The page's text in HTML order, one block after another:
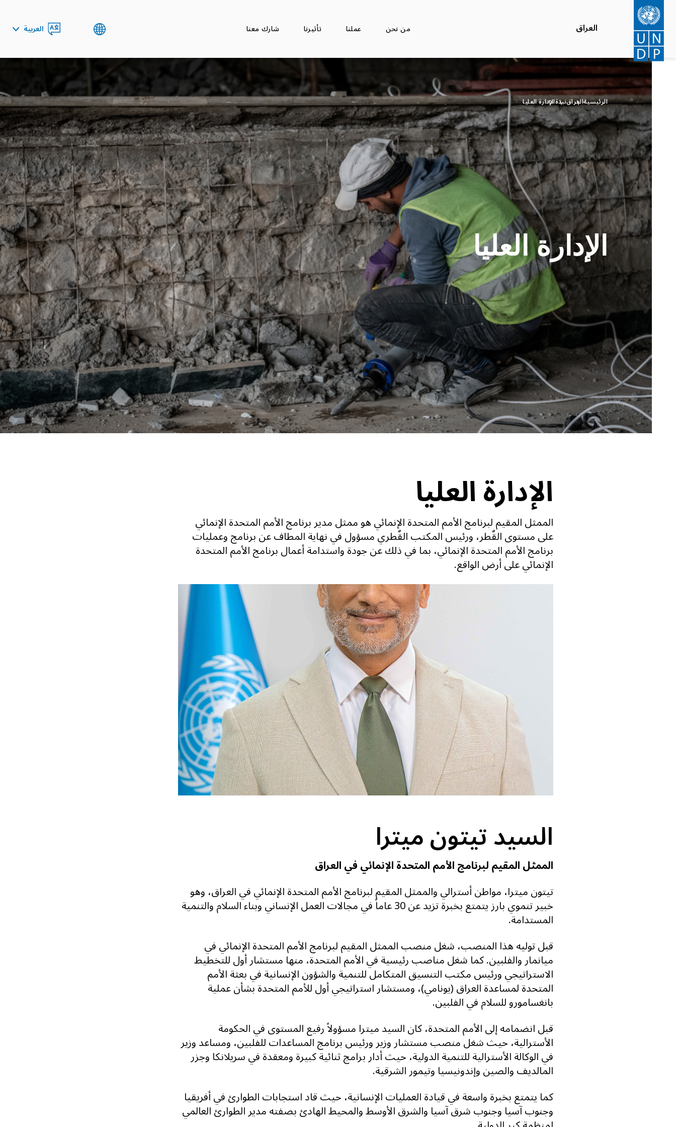
تجاوز
المحتوى
الرئيسي
العراق من نحن عملنا تأثيرنا شارك معنا
العربية
الرئيسيةالعراقنبذةالإدارة العليا
الإدارة العليا
الإدارة العليا
الممثل المقيم لبرنامج الأمم المتحدة الإنمائي هو ممثل مدير برنامج الأمم المتحدة الإنمائي
على مستوى القٌطر، ورئيس المكتب القٌطري مسؤول في نهاية المطاف عن برنامج وعمليات
برنامج الأمم المتحدة الإنمائي، بما في ذلك عن جودة واستدامة أعمال برنامج الأمم المتحدة
الإنمائي على أرض الواقع.
السيد تيتون ميترا
الممثل المقيم لبرنامج الأمم المتحدة الإنمائي في العراق
تيتون ميترا، مواطن أسترالي والممثل المقيم لبرنامج الأمم المتحدة الإنمائي في العراق، وهو
خبير تنموي بارز يتمتع بخبرة تزيد عن 30 عاماً في مجالات العمل الإنساني وبناء السلام والتنمية
المستدامة.
قبل توليه هذا المنصب، شغل منصب الممثل المقيم لبرنامج الأمم المتحدة الإنمائي في
ميانمار والفلبين. كما شغل مناصب رئيسية في الأمم المتحدة، منها مستشار أول للتخطيط
الاستراتيجي ورئيس مكتب التنسيق المتكامل للتنمية والشؤون الإنسانية في بعثة الأمم
المتحدة لمساعدة العراق (يونامي)، ومستشار استراتيجي أول للأمم المتحدة بشأن عملية
بانغسامورو للسلام في الفلبين.
قبل انضمامه إلى الأمم المتحدة، كان السيد ميترا مسؤولاً رفيع المستوى في الحكومة
الأسترالية، حيث شغل منصب مستشار وزير ورئيس برنامج المساعدات للفلبين، ومساعد وزير
في الوكالة الأسترالية للتنمية الدولية، حيث أدار برامج ثنائية كبيرة ومعقدة في سريلانكا وجزر
المالديف والصين وإندونيسيا وتيمور الشرقية.
كما يتمتع بخبرة واسعة في قيادة العمليات الإنسانية، حيث قاد استجابات الطوارئ في أفريقيا
وجنوب آسيا وجنوب شرق آسيا والشرق الأوسط والمحيط الهادئ بصفته مدير الطوارئ العالمي